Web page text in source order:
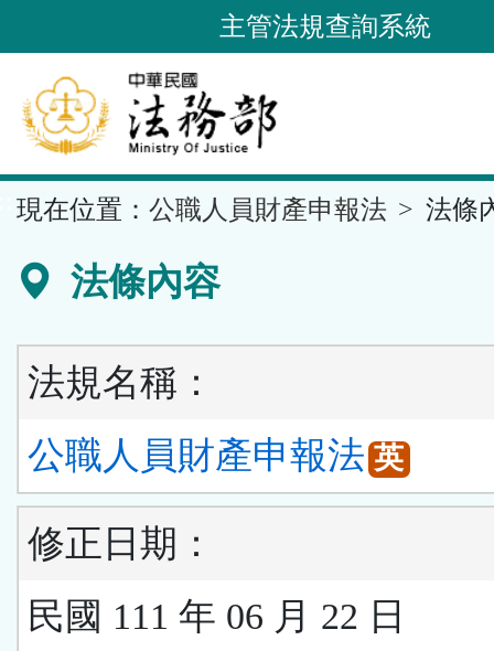
到
要
內
容
區
主管法規查詢系統
現在位置： 公職人員財產申報法 法條
法條內容
法規名稱：
公職人員財產申報法 英
修正日期：
民國 111 年 06 月 22 日